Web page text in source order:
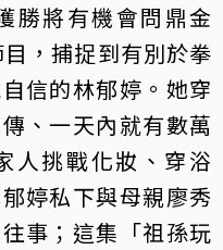
勝將有機會問鼎金
，捕捉到有別於拳
信的林郁婷。她穿
、一天內就有數萬
人挑戰化妝、穿浴
婷私下與母親廖秀
事；這集「祖孫玩